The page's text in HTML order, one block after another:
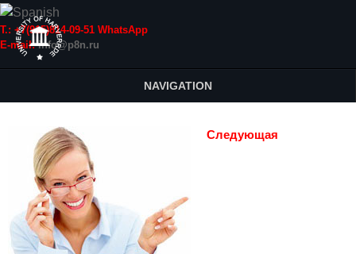
Т.: +7(915)814-09-51 WhatsApp
E-mail:info@p8n.ru
NAVIGATION
Следующая